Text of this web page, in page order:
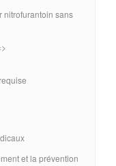
nitrofurantoin sans
et la prévention